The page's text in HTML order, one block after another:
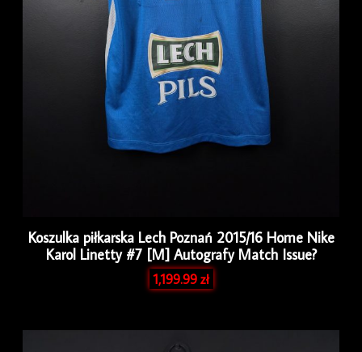
Koszulka piłkarska Lech Poznań 2015/16 Home Nike
Karol Linetty #7 [M] Autografy Match Issue?
1,199.99zł